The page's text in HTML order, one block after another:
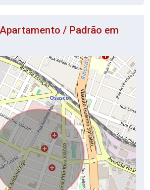
/ Padrão em